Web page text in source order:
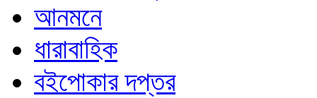
আনমনে
ধারাবাহিক
বইপোকার দপ্তর